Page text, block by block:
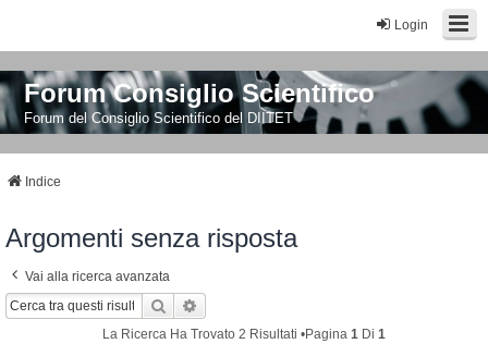
Login
Forum Consiglio Scientifico
Forum del Consiglio Scientifico del DIITET
Indice
Argomenti senza risposta
Vai alla ricerca avanzata
Cerca
La Ricerca Ha Trovato 2 Risultati •Pagina 1 Di 1